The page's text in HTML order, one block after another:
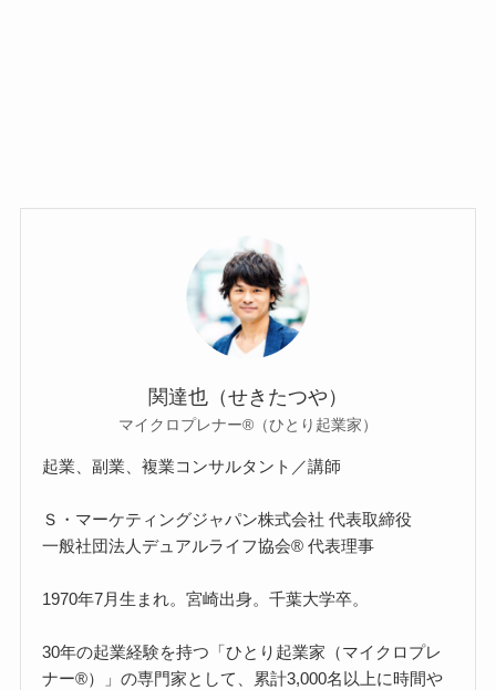
関達也（せきたつや）
マイクロプレナー®（ひとり起業家）
起業、副業、複業コンサルタント／講師
Ｓ・マーケティングジャパン株式会社 代表取締役
一般社団法人デュアルライフ協会® 代表理事
1970年7月生まれ。宮崎出身。千葉大学卒。
30年の起業経験を持つ「ひとり起業家（マイクロプレ
ナー®）」の専門家として、累計3,000名以上に時間や